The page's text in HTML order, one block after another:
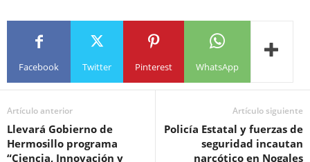
Facebook Twitter Pinterest WhatsApp
Artículo anterior
Llevará Gobierno de
Hermosillo programa
“Ciencia, Innovación y
Artículo siguiente
Policía Estatal y fuerzas de
seguridad incautan
narcótico en Nogales